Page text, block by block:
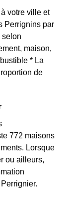
votre ville et
Perrignins par
selon
maison,
* La
de
772 maisons
Lorsque
ou ailleurs,